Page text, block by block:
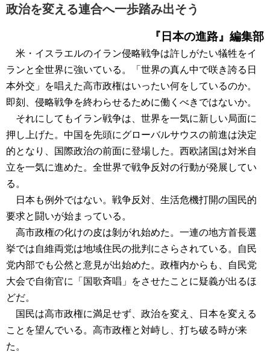
政治を変える連合へ一歩踏み出そう
『日本の進路』編集部
米・イスラエルのイラン侵略戦争は許しがたい犠牲をイ
ランと全世界に強いている。「世界の真ん中で咲き誇る日
本外交」を唱えた高市政権はいったい何をしているのか。
即刻、侵略戦争を終わらせるために働くべきではないか。
それにしてもイラン戦争は、世界を一気に新しい局面に
押し上げた。中国を先頭にグローバルサウスの前進は決定
的となり、国際政治の前面に登場した。西欧諸国は対米自
立を一気に進めた。全世界で戦争反対の行動が発展してい
る。
日本も例外ではない。戦争反対、生活危機打開の国民的
要求と闘いが始まっている。
高市政権の化けの皮は剝がれ始めた。一連の地方首長選
挙では自維両党は地域住民の批判にさらされている。自民
党内部でも公然と意見が出始めた。政権内からも、自民党
大会で自衛官に「国歌斉唱」をさせたことに疑義が出るほ
どだ。
国民は高市政権に満足せず、政治を変え、日本を変える
ことを望んでいる。高市政権と対峙し、打ち破る時が来
た。